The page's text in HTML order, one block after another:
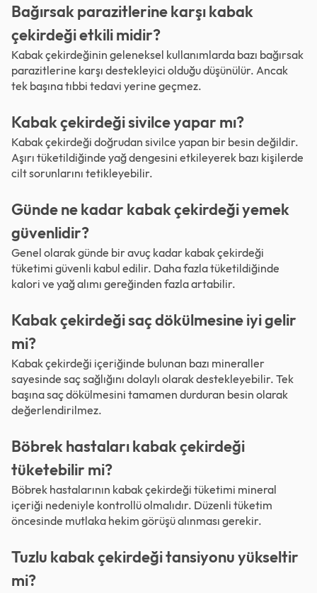
Bağırsak parazitlerine karşı kabak
çekirdeği etkili midir?
Kabak çekirdeğinin geleneksel kullanımlarda bazı bağırsak
parazitlerine karşı destekleyici olduğu düşünülür. Ancak
tek başına tıbbi tedavi yerine geçmez.
Kabak çekirdeği sivilce yapar mı?
Kabak çekirdeği doğrudan sivilce yapan bir besin değildir.
Aşırı tüketildiğinde yağ dengesini etkileyerek bazı kişilerde
cilt sorunlarını tetikleyebilir.
Günde ne kadar kabak çekirdeği yemek
güvenlidir?
Genel olarak günde bir avuç kadar kabak çekirdeği
tüketimi güvenli kabul edilir. Daha fazla tüketildiğinde
kalori ve yağ alımı gereğinden fazla artabilir.
Kabak çekirdeği saç dökülmesine iyi gelir
mi?
Kabak çekirdeği içeriğinde bulunan bazı mineraller
sayesinde saç sağlığını dolaylı olarak destekleyebilir. Tek
başına saç dökülmesini tamamen durduran besin olarak
değerlendirilmez.
Böbrek hastaları kabak çekirdeği
tüketebilir mi?
Böbrek hastalarının kabak çekirdeği tüketimi mineral
içeriği nedeniyle kontrollü olmalıdır. Düzenli tüketim
öncesinde mutlaka hekim görüşü alınması gerekir.
Tuzlu kabak çekirdeği tansiyonu yükseltir
mi?